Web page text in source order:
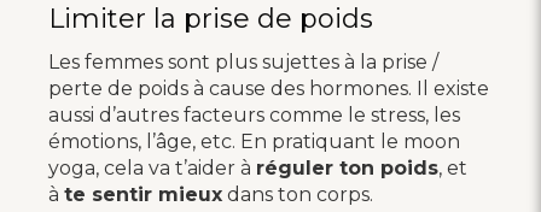
Limiter la prise de poids
Les femmes sont plus sujettes à la prise /
perte de poids à cause des hormones. Il existe
aussi d’autres facteurs comme le stress, les
émotions, l’âge, etc. En pratiquant le moon
yoga, cela va t’aider à réguler ton poids, et
à te sentir mieux dans ton corps.